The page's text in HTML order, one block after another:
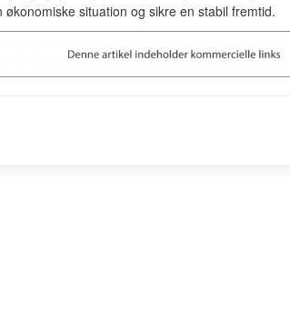
situation og sikre en stabil fremtid.